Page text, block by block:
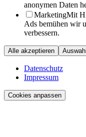
anonymen Daten
MarketingMit
Ads bemühen wir
verbessern.
Alle akzeptieren
Datenschutz
Impressum
Cookies anpassen